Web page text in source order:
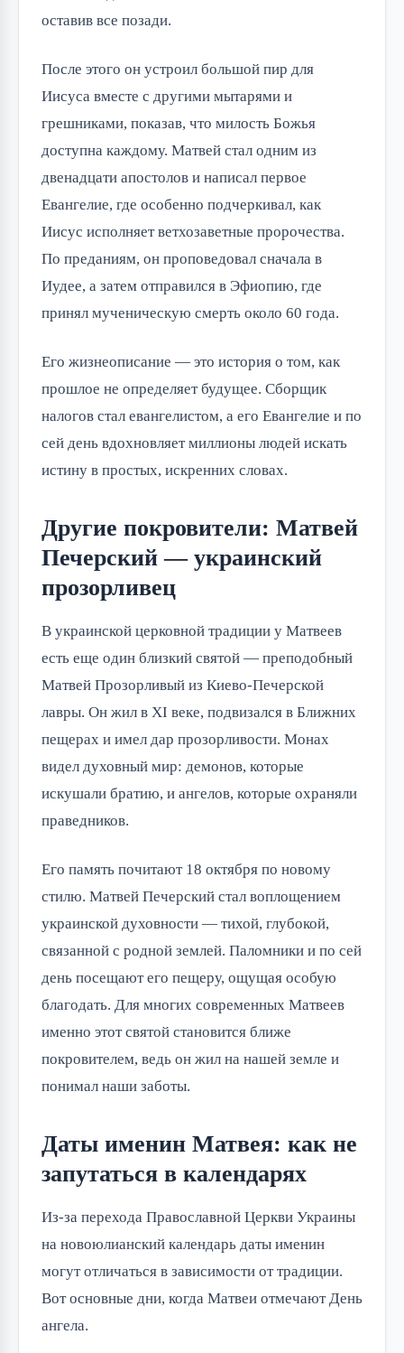
оставив все позади.
После этого он устроил большой пир для
Иисуса вместе с другими мытарями и
грешниками, показав, что милость Божья
доступна каждому. Матвей стал одним из
двенадцати апостолов и написал первое
Евангелие, где особенно подчеркивал, как
Иисус исполняет ветхозаветные пророчества.
По преданиям, он проповедовал сначала в
Иудее, а затем отправился в Эфиопию, где
принял мученическую смерть около 60 года.
Его жизнеописание — это история о том, как
прошлое не определяет будущее. Сборщик
налогов стал евангелистом, а его Евангелие и по
сей день вдохновляет миллионы людей искать
истину в простых, искренних словах.
Другие покровители: Матвей
Печерский — украинский
прозорливец
В украинской церковной традиции у Матвеев
есть еще один близкий святой — преподобный
Матвей Прозорливый из Киево-Печерской
лавры. Он жил в XI веке, подвизался в Ближних
пещерах и имел дар прозорливости. Монах
видел духовный мир: демонов, которые
искушали братию, и ангелов, которые охраняли
праведников.
Его память почитают 18 октября по новому
стилю. Матвей Печерский стал воплощением
украинской духовности — тихой, глубокой,
связанной с родной землей. Паломники и по сей
день посещают его пещеру, ощущая особую
благодать. Для многих современных Матвеев
именно этот святой становится ближе
покровителем, ведь он жил на нашей земле и
понимал наши заботы.
Даты именин Матвея: как не
запутаться в календарях
Из-за перехода Православной Церкви Украины
на новоюлианский календарь даты именин
могут отличаться в зависимости от традиции.
Вот основные дни, когда Матвеи отмечают День
ангела.